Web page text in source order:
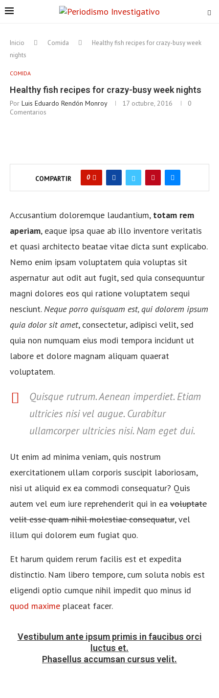
Inicio Comida
Healthy fish recipes for crazy-busy week
nights
COMIDA
Healthy fish recipes for crazy-busy week nights
Por Luis Eduardo Rendón Monroy 17 octubre, 2016
0
Comentarios
COMPARTIR 0
Accusantium doloremque laudantium, totam rem
aperiam, eaque ipsa quae ab illo inventore veritatis
et quasi architecto beatae vitae dicta sunt explicabo.
Nemo enim ipsam voluptatem quia voluptas sit
aspernatur aut odit aut fugit, sed quia consequuntur
magni dolores eos qui ratione voluptatem sequi
nesciunt.Neque porro quisquam est, qui dolorem ipsum
quia dolor sit amet, consectetur, adipisci velit, sed
quia non numquam eius modi tempora incidunt ut
labore et dolore magnam aliquam quaerat
voluptatem.
Quisque rutrum. Aenean imperdiet. Etiam
ultricies nisi vel augue. Curabitur
ullamcorper ultricies nisi. Nam eget dui.
Ut enim ad minima veniam, quis nostrum
exercitationem ullam corporis suscipit laboriosam,
nisi ut aliquid ex ea commodi consequatur? Quis
autem vel eum iure reprehenderit qui in ea voluptate
velit esse quam nihil molestiae consequatur, vel
illum qui dolorem eum fugiat quo.
Et harum quidem rerum facilis est et expedita
distinctio. Nam libero tempore, cum soluta nobis est
eligendi optio cumque nihil impedit quo minus id
quod maxime placeat facer.
Vestibulum ante ipsum primis in faucibus orci
luctus et.
Phasellus accumsan cursus velit.